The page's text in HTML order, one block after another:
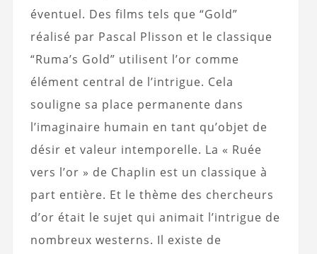
éventuel. Des films tels que “Gold”
réalisé par Pascal Plisson et le classique
“Ruma’s Gold” utilisent l’or comme
élément central de l’intrigue. Cela
souligne sa place permanente dans
l’imaginaire humain en tant qu’objet de
désir et valeur intemporelle. La « Ruée
vers l’or » de Chaplin est un classique à
part entière. Et le thème des chercheurs
d’or était le sujet qui animait l’intrigue de
nombreux westerns. Il existe de